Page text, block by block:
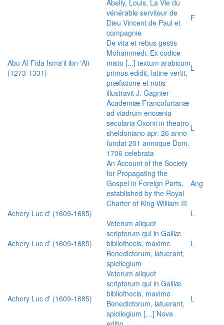
Abelly, Louis, La Vie du
vénérable serviteur de
Dieu Vincent de Paul et
compagnie
F
Abu Al-Fida Isma'il ibn 'Ali
(1273-1331)
De vita et rebus gestis
Mohammedi. Ex codice
misto [...] textum arabicum
primus edidit, latine vertit,
præfatione et notis
illustravit J. Gagnier
L
Academiæ Francofurtanæ
ad viadrum encœnia
secularia Oxonii in theatro
sheldoniano apr. 26 anno
fundat 201 annoque Dom.
1706 celebrata
L
An Account of the Society
for Propagating the
Gospel in Foreign Parts,
established by the Royal
Charter of King William III
Ang
Achery Luc d' (1609-1685) L
Achery Luc d' (1609-1685)
Veterum aliquot
scriptorum qui in Galliæ
bibliothecis, maxime
Benedictorum, latuerant,
spicilegium
L
Achery Luc d' (1609-1685)
Veterum aliquot
scriptorum qui in Galliæ
bibliothecis, maxime
Benedictorum, latuerant,
spicilegium […] Nova
L